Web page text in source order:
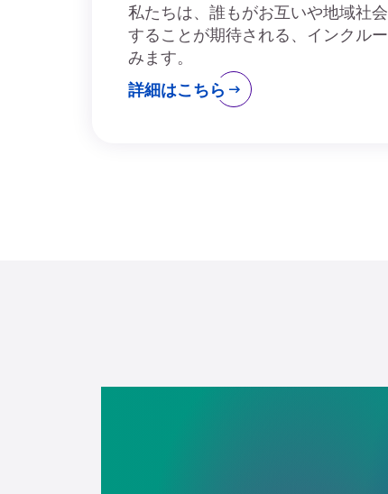
私たちは、誰もがお互いや地域社
することが期待される、インクル
みます。
詳細はこちら
大切な